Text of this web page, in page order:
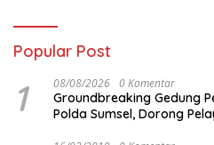
Popular Post
1 08/08/2026 0 Komentar
Groundbreaking Gedung
Polda Sumsel, Dorong